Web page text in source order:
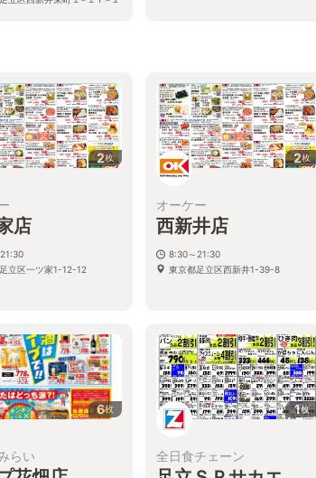
2枚
店
立区一ツ家1-12-12
2枚
オーケー
西新井店
8:30～21:30
東京都足立区西新井1-39-8
6枚
らい
1枚
全日食チェーン